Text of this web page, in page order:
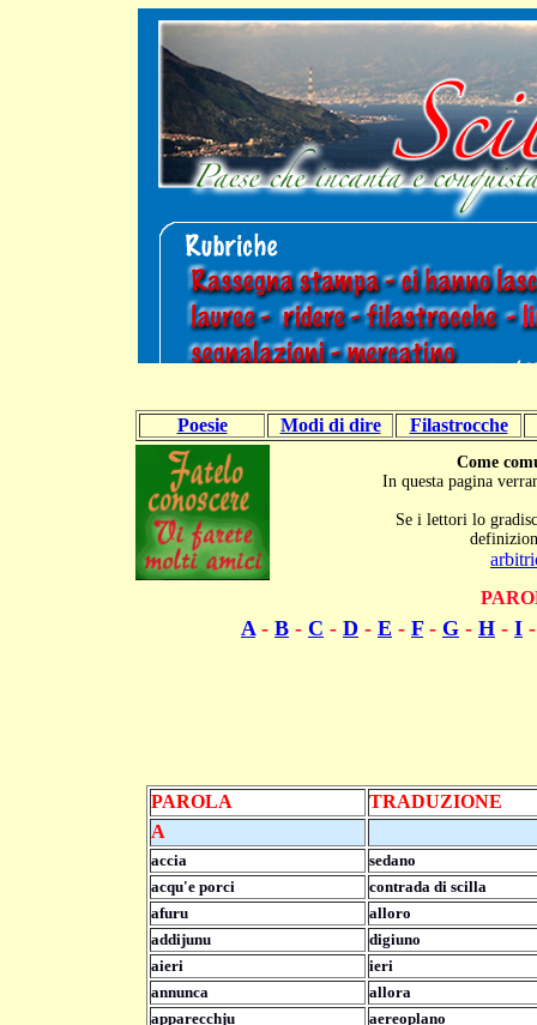
Poesie Modi di dire Filastrocche
Come
In questa pagina
Se i lettori lo
A- B - C - D - E - F- G - H - I
PAROLA
TRADUZIONE
A
accia
sedano
acqu'e porci
contrada di scilla
afuru
alloro
addijunu
digiuno
aieri
ieri
annunca
allora
apparecchju
aereoplano